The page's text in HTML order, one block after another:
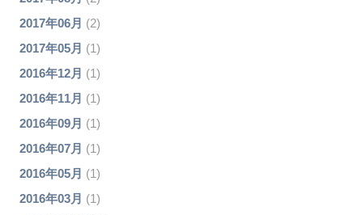
2017年06月 (2)
2017年05月 (1)
2016年12月 (1)
2016年11月 (1)
2016年09月 (1)
2016年07月 (1)
2016年05月 (1)
2016年03月 (1)